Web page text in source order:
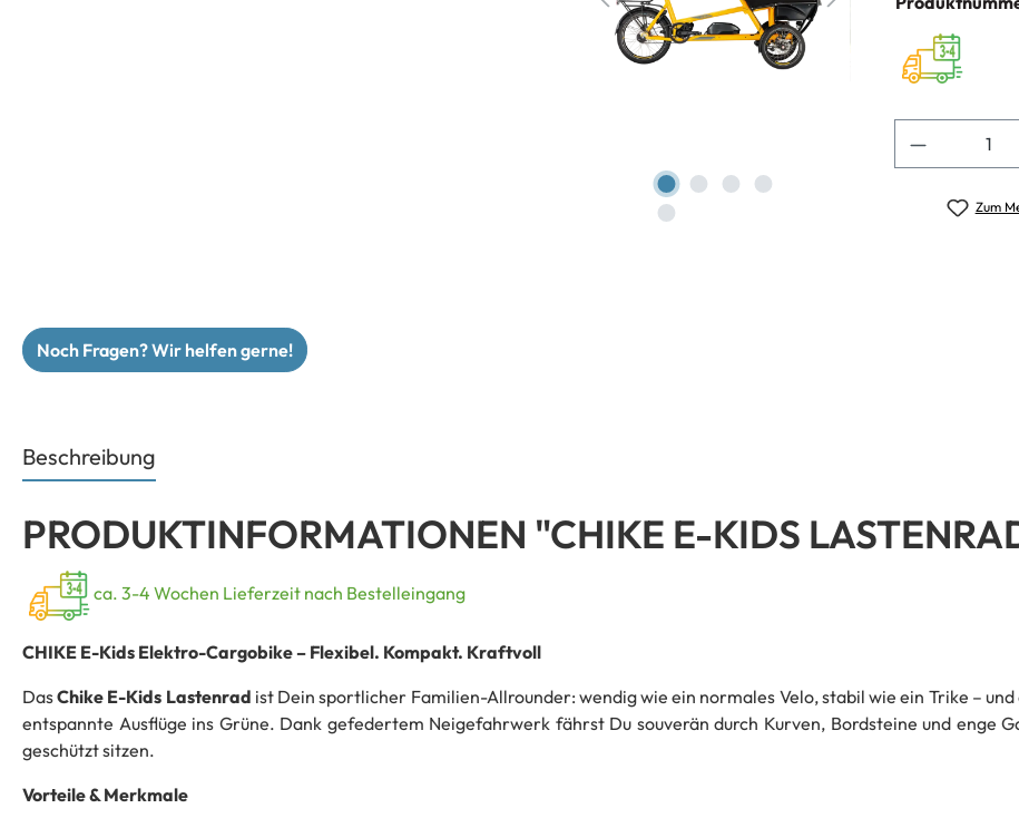
Zum
Noch Fragen? Wir helfen gerne!
Beschreibung
PRODUKTINFORMATIONEN "CHIKE E-KIDS
ca. 3-4 Wochen Lieferzeit nach Bestelleingang
CHIKE E-Kids Elektro-Cargobike – Flexibel. Kompakt. Kraftvoll
DasChike E-Kids Lastenrad ist Dein sportlicher Familien-Allrounder: wendig wie ein normales Velo, stabil wie ein Trike –
entspannte Ausflüge ins Grüne. Dank gefedertem Neigefahrwerk fährst Du souverän durch Kurven, Bordsteine und enge
geschützt sitzen.
Vorteile & Merkmale